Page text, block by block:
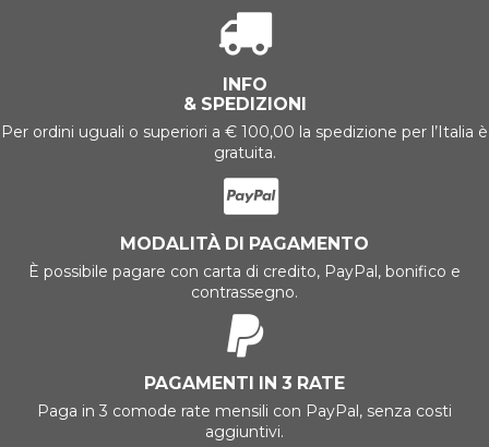
INFO
& SPEDIZIONI
Per ordini uguali o superiori a € 100,00 la spedizione per l’Italia è
gratuita.
MODALITÀ DI PAGAMENTO
È possibile pagare con carta di credito, PayPal, bonifico e
contrassegno.
PAGAMENTI IN 3 RATE
Paga in 3 comode rate mensili con PayPal, senza costi
aggiuntivi.